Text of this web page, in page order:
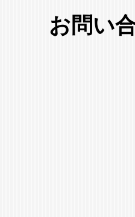
お問い